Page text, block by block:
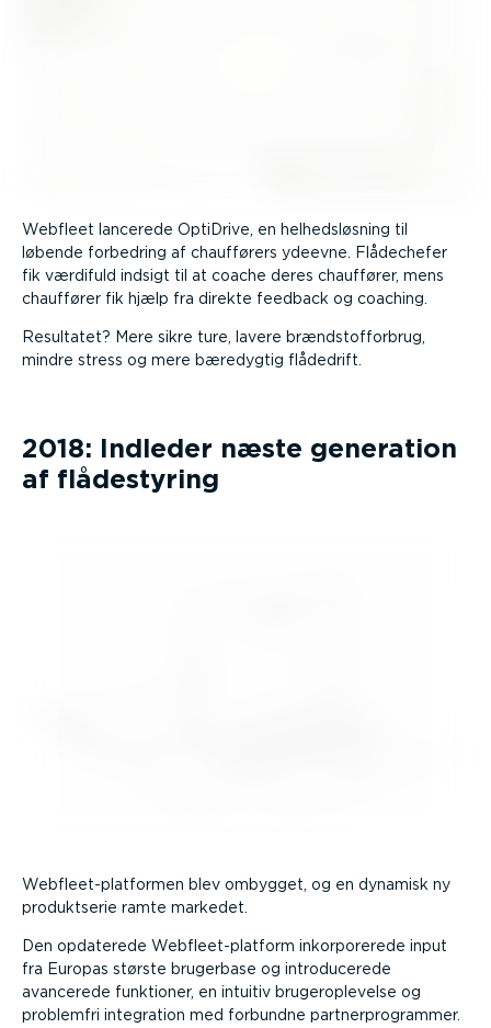
Webfleet lancerede OptiDrive, en helheds­løsning til
løbende forbedring af chaufførers ydeevne. Flådechefer
fik værdifuld indsigt til at coache deres chauffører, mens
chauffører fik hjælp fra direkte feedback og coaching.
Resultatet? Mere sikre ture, lavere brænd­stof­forbrug,
mindre stress og mere bæredygtig flådedrift.
2018: Indleder næste generation
af flådestyring
Webfle­et-­p­lat­formen blev ombygget, og en dynamisk ny
produkt­serie ramte markedet.
Den opdaterede Webfle­et-­p­latform inkorpo­rerede input
fra Europas største brugerbase og intro­du­cerede
avancerede funktioner, en intuitiv brugero­p­le­velse og
problemfri integration med forbundne partner­pro­grammer.